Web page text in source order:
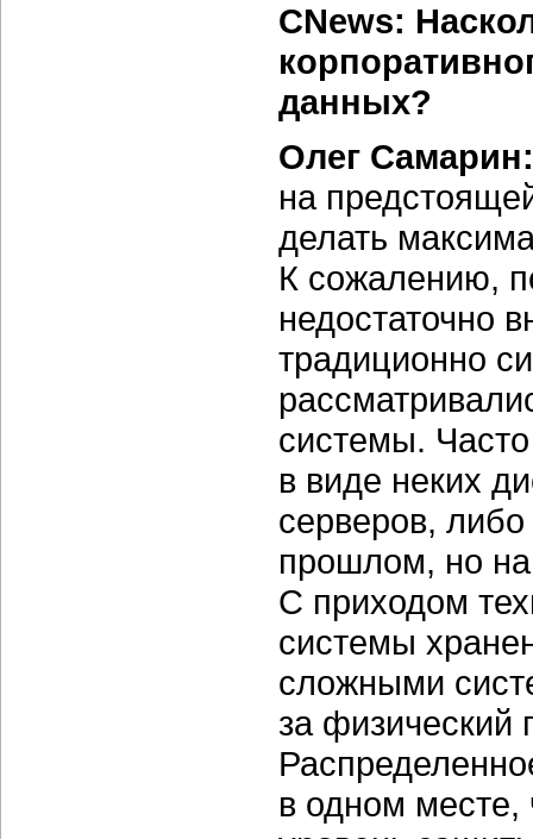
CNews:
данных?
Олег Самарин:
на
делать
К сожалению,
недостаточно
традиционно
системы.
в виде неких
серверов,
прошлом, но на
С приходом
системы
сложными
за физический
в одном месте,